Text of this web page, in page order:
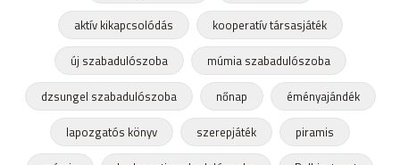
aktív kikapcsolódás
kooperatív társasjáték
új szabadulószoba
múmia szabadulószoba
dzsungel szabadulószoba
nőnap
éményajándék
lapozgatós könyv
szerepjáték
piramis